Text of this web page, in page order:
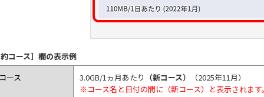
約コース］欄の表示例
ース
3.0GB/1ヵ月あたり （新コース）
（2025年11月）
※コース名と日付の間に（新コース）と表示されます